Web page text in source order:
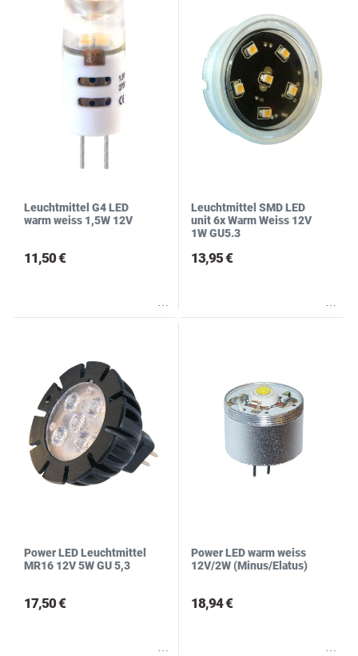
Leuchtmittel G4 LED
warm weiss 1,5W 12V
11,50 €
Leuchtmittel SMD LED
unit 6x Warm Weiss 12V
1W GU5.3
13,95 €
Power LED Leuchtmittel
MR16 12V 5W GU 5,3
17,50 €
Power LED warm weiss
12V/2W (Minus/Elatus)
18,94 €